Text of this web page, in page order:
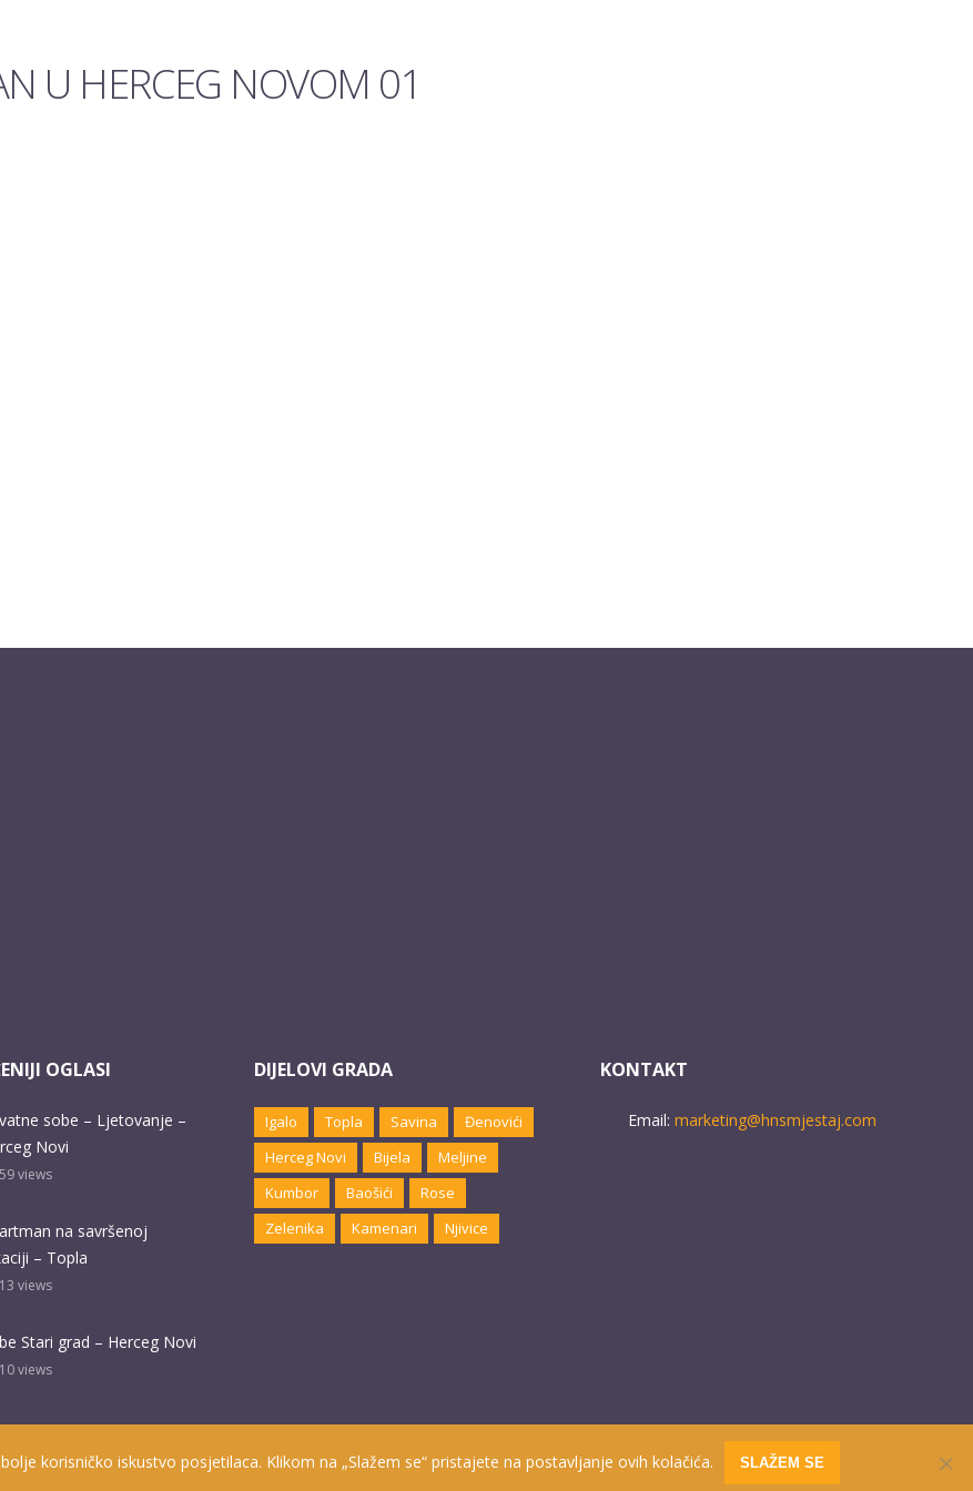
U HERCEG NOVOM 01
OGLASI
sobe – Ljetovanje –
Novi
views
na savršenoj
– Topla
views
Stari grad – Herceg Novi
views
DIJELOVI GRADA
Igalo Topla Savina
Đenovići
Herceg Novi
Bijela
Meljine
Kumbor
Baošići
Rose
Zelenika
Kamenari Njivice
KONTAKT
Email: marketing@hnsmjestaj.com
korisničko iskustvo posjetilaca. Klikom na „Slažem se“ pristajete na postavljanje ovih kolačića. SLAŽEM SE